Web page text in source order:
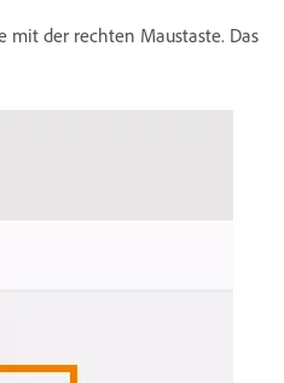
mit der rechten Maustaste. Das